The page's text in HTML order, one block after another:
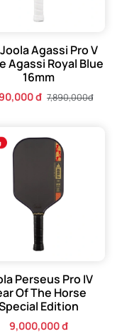
Core
soát
Agassi Pro V
Agassi Royal Blue
16mm
đ 7,890,000đ
Perseus Pro IV
Of The Horse
Edition
9,000,000 đ